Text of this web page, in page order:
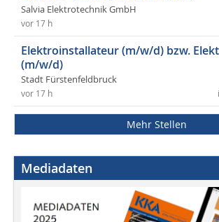
Salvia Elektrotechnik GmbH
vor 17 h
Elektroinstallateur (m/w/d) bzw.
(m/w/d)
Stadt Fürstenfeldbruck
vor 17 h
Mehr Stellen
Mediadaten